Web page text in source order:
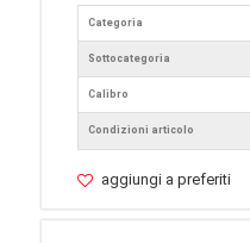
Categoria
Sottocategoria
Calibro
Condizioni articolo
aggiungi a preferiti